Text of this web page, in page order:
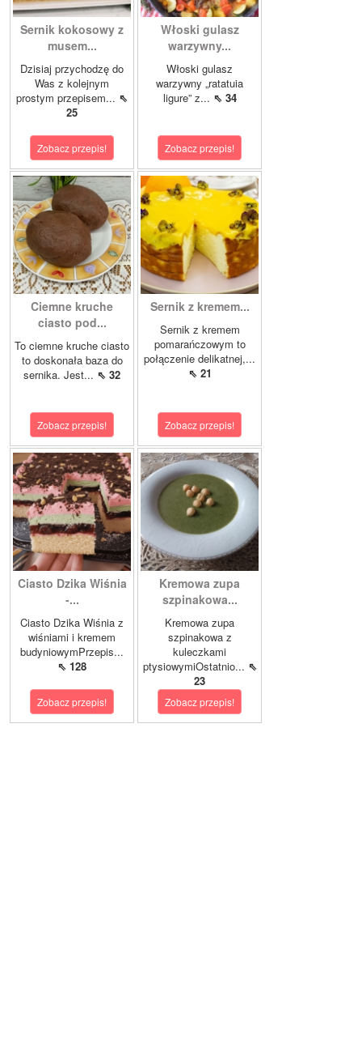
Sernik kokosowy z
musem...
Dzisiaj przychodzę do
Was z kolejnym
prostym przepisem... ⇖
25
Zobacz przepis!
Włoski gulasz
warzywny...
Włoski gulasz
warzywny „ratatuia
ligure” z... ⇖ 34
Zobacz przepis!
Ciemne kruche
ciasto pod...
To ciemne kruche ciasto
to doskonała baza do
sernika. Jest... ⇖ 32
Zobacz przepis!
Sernik z kremem...
Sernik z kremem
pomarańczowym to
połączenie delikatnej,...
⇖ 21
Zobacz przepis!
Ciasto Dzika Wiśnia
-...
Ciasto Dzika Wiśnia z
wiśniami i kremem
budyniowymPrzepis...
⇖ 128
Zobacz przepis!
Kremowa zupa
szpinakowa...
Kremowa zupa
szpinakowa z
kuleczkami
ptysiowymiOstatnio... ⇖
23
Zobacz przepis!